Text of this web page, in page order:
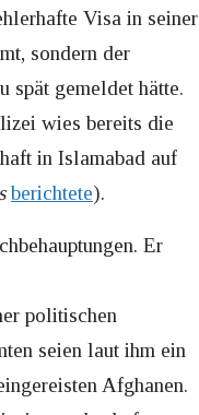
Visa in seiner
sondern der
spät gemeldet hätte.
wies bereits die
in Islamabad auf
berichtete).
Er
politischen
seien laut ihm ein
Afghanen.